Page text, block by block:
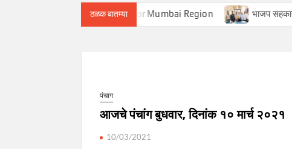
ठळक बातम्या
Vice President for Mumbai Region भाजप सहकार आघाडीच्या
पंचाग
आजचे पंचांग बुधवार, दिनांक १० मार्च २०२१
10/03/2021